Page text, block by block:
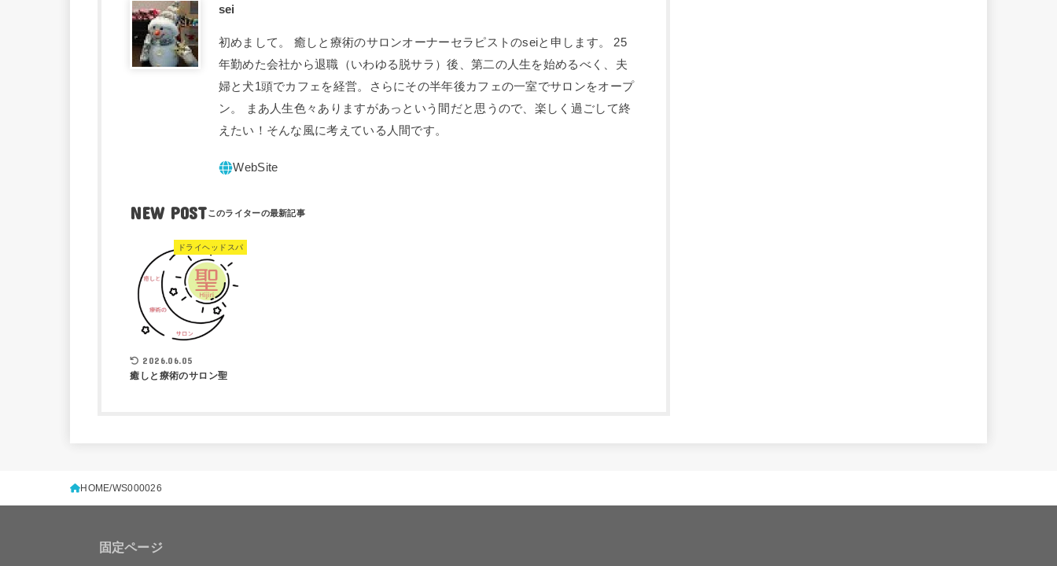
sei
初めまして。 癒しと療術のサロンオーナーセラピストのseiと申します。 25
年勤めた会社から退職（いわゆる脱サラ）後、第二の人生を始めるべく、夫
婦と犬1頭でカフェを経営。さらにその半年後カフェの一室でサロンをオープ
ン。 まあ人生色々ありますがあっという間だと思うので、楽しく過ごして終
えたい！そんな風に考えている人間です。
NEW POST
ドライヘッドスパ
2026.06.05
癒しと療術のサロン聖
HOME WS000026
固定ページ